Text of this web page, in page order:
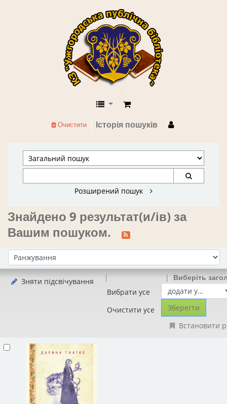
КЗ "Ужгородська публічна
Історія пошуків
Очистити
Розширений пошук
Знайдено 9 результат(и/ів) за
Вашим пошуком.
Сортувати за:
Зняти підсвічування
Вибрати усе
Очистити усе
Виберіть
Встановити